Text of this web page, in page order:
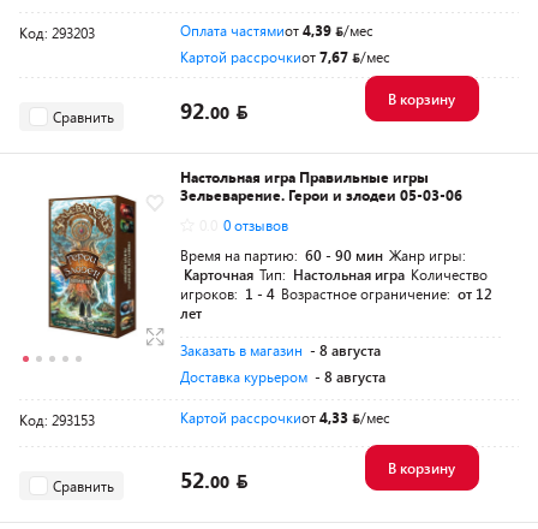
Код: 293203 Оплата частямиот4,39
/мес
Картой рассрочкиот7,67 /мес
Сравнить 92.00
В корзину
Настольная игра Правильные игры
Зельеварение. Герои и злодеи 05-03-06
0 отзывов
Время на партию: 60 - 90 мин Жанр игры:
Карточная Тип: Настольная игра Количество
игроков: 1 - 4 Возрастное ограничение: от 12
лет
Заказать в магазин - 8 августа
Доставка курьером - 8 августа
Код: 293153 Картой рассрочкиот4,33 /мес
Сравнить 52.00
В корзину